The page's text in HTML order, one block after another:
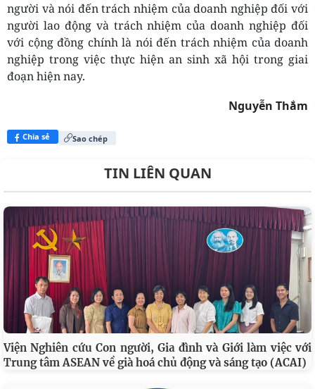
người và nói đến trách nhiệm của doanh nghiệp đối với
người lao động và trách nhiệm của doanh nghiệp đối
với cộng đồng chính là nói đến trách nhiệm của doanh
nghiệp trong việc thực hiện an sinh xã hội trong giai
đoạn hiện nay.
Nguyễn Thắm
Chia sẻ Sao chép
TIN LIÊN QUAN
Viện Nghiên cứu Con người, Gia đình và Giới làm việc với
Trung tâm ASEAN về già hoá chủ động và sáng tạo (ACAI)